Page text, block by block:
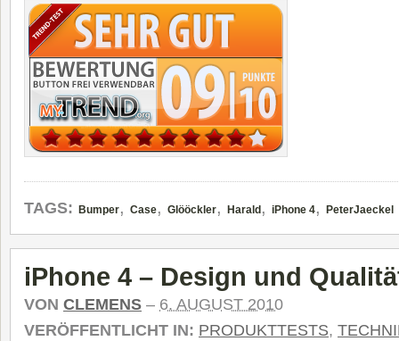
TAGS: Bumper, Case, Glööckler, Harald , iPhone 4, PeterJaeckel
iPhone 4 – Design und
VON CLEMENS – 6. AUGUST 2010
VERÖFFENTLICHT IN: PRODUKTTESTS,